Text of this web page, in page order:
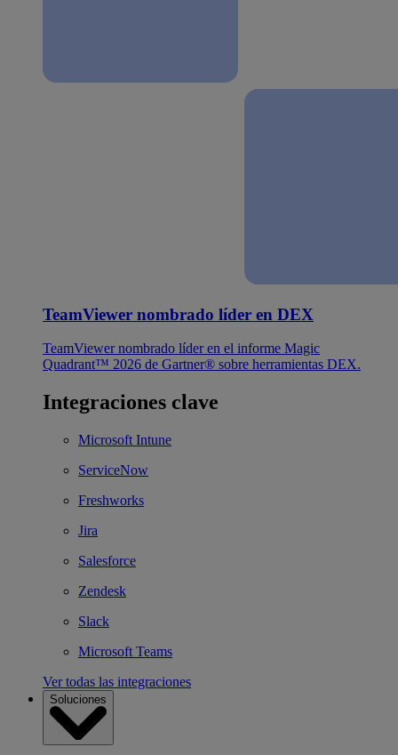
TeamViewer nombrado líder en DEX
TeamViewer nombrado líder en el informe Magic
Quadrant™ 2026 de Gartner® sobre herramientas DEX.
Integraciones clave
Microsoft Intune
ServiceNow
Freshworks
Jira
Salesforce
Zendesk
Slack
Microsoft Teams
Ver todas las integraciones
Soluciones